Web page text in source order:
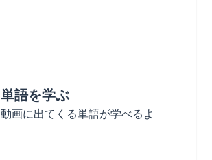
単語を学ぶ
動画に出てくる単語が学べるよ